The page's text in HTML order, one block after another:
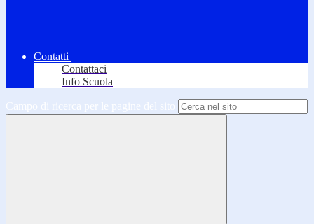
Contatti
Contattaci
Info Scuola
Campo di ricerca per le pagine del sito